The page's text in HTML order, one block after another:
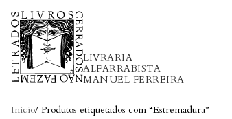
Skip to content
LIVRARIA
ALFARRABISTA
MANUEL FERREIRA
Início/ Produtos etiquetados com “Estremadura”